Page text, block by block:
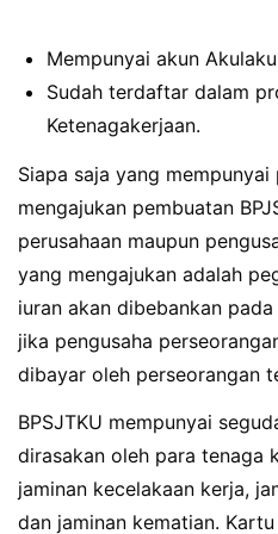
Mempunyai akun
Sudah terdaftar dalam
Ketenagakerjaan.
Siapa saja yang mempunyai
mengajukan pembuatan
perusahaan maupun
yang mengajukan adalah
iuran akan dibebankan
jika pengusaha
dibayar oleh perseorangan
BPSJTKU mempunyai
dirasakan oleh para tenaga
jaminan kecelakaan kerja,
dan jaminan kematian.